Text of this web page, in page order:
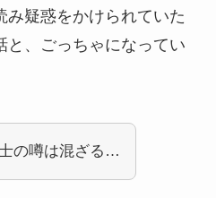
み疑惑をかけられていた
と、ごっちゃになってい
の噂は混ざる…